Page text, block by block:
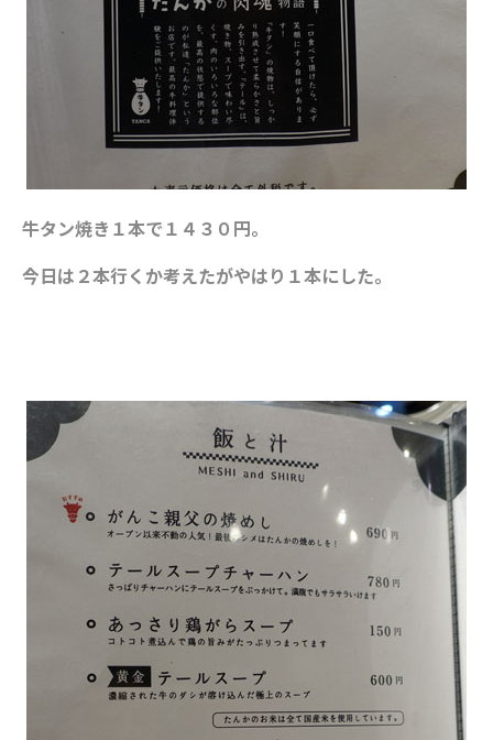
牛タン焼き１本で１４３０円。
今日は２本行くか考えたがやはり１本にした。